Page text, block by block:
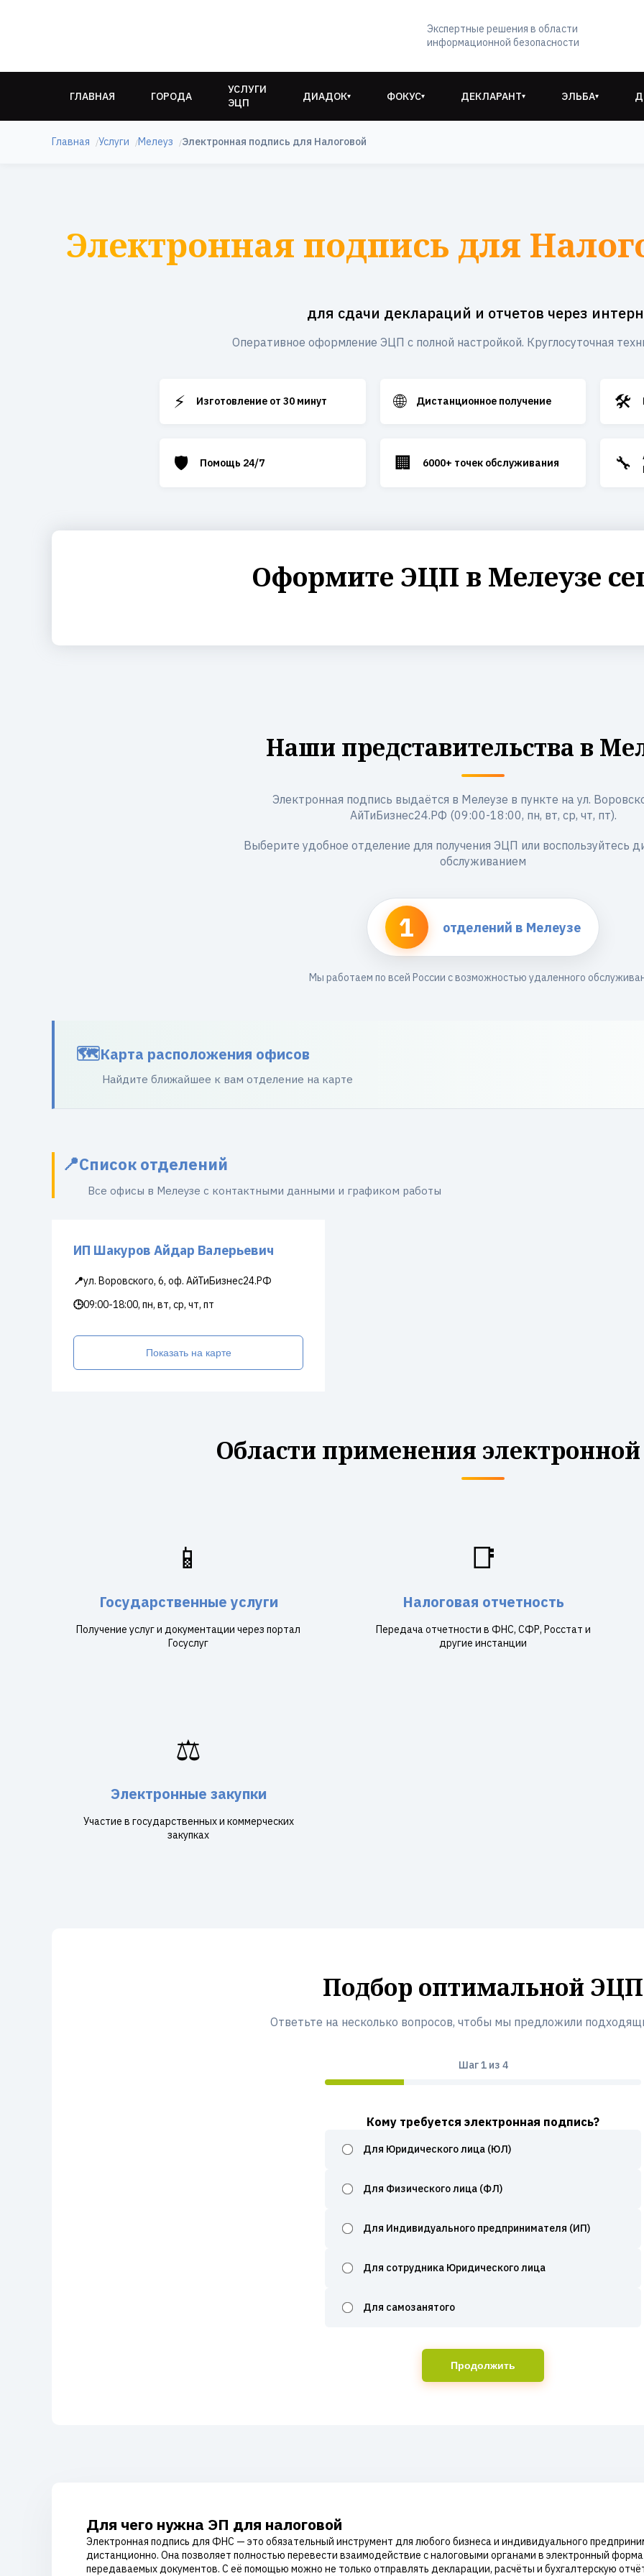
Экспертные решения в области
информационной безопасности
ГЛАВНАЯ ГОРОДА
УСЛУГИ
ЭЦП
ДИАДОК▾ ФОКУС▾ ДЕКЛАРАНТ▾ ЭЛЬБА▾
Главная Услуги Мелеуз Электронная подпись для Налоговой
Электронная подпись для
для сдачи деклараций и отчетов через
Оперативное оформление ЭЦП с полной настройкой. Круглосуточная
⚡ Изготовление от 30 минут 🌐 Дистанционное получение 🛠️
🛡️ Помощь 24/7 🏢 6000+ точек обслуживания 🔧
Оформите ЭЦП в Мелеузе
Наши представительства в
Электронная подпись выдаётся в Мелеузе в пункте на ул.
АйТиБизнес24.РФ (09:00-18:00, пн, вт, ср, чт, пт).
Выберите удобное отделение для получения ЭЦП или воспользуйтесь
обслуживанием
1 отделений в Мелеузе
Мы работаем по всей России с возможностью удаленного
Карта расположения офисов
Найдите ближайшее к вам отделение на карте
Список отделений
Все офисы в Мелеузе с контактными данными и графиком работы
ИП Шакуров Айдар Валерьевич
📍ул. Воровского, 6, оф. АйТиБизнес24.РФ
🕒09:00-18:00, пн, вт, ср, чт, пт
Показать на карте
Области применения
📱
Государственные услуги
Получение услуг и документации через портал
Госуслуг
📑
Налоговая отчетность
Передача отчетности в ФНС, СФР, Росстат и
другие инстанции
⚖️
Электронные закупки
Участие в государственных и коммерческих
закупках
Подбор оптимальной ЭЦП
Ответьте на несколько вопросов, чтобы мы предложили
Шаг1из 4
Кому требуется электронная подпись?
Для Юридического лица (ЮЛ)
Для Физического лица (ФЛ)
Для Индивидуального предпринимателя (ИП)
Для сотрудника Юридического лица
Для самозанятого
Продолжить
Для чего нужна ЭП для налоговой
Электронная подпись для ФНС — это обязательный инструмент для любого бизнеса и индивидуального
дистанционно. Она позволяет полностью перевести взаимодействие с налоговыми органами в электронный
передаваемых документов. С её помощью можно не только отправлять декларации, расчёты и бухгалтерскую